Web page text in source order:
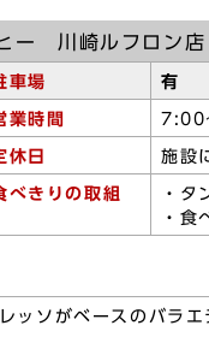
ー 川崎ルフロン店
車場 有
業時間 7:00
休日 施設
べきりの取組
・タ
・食
ッソがベースのバラ